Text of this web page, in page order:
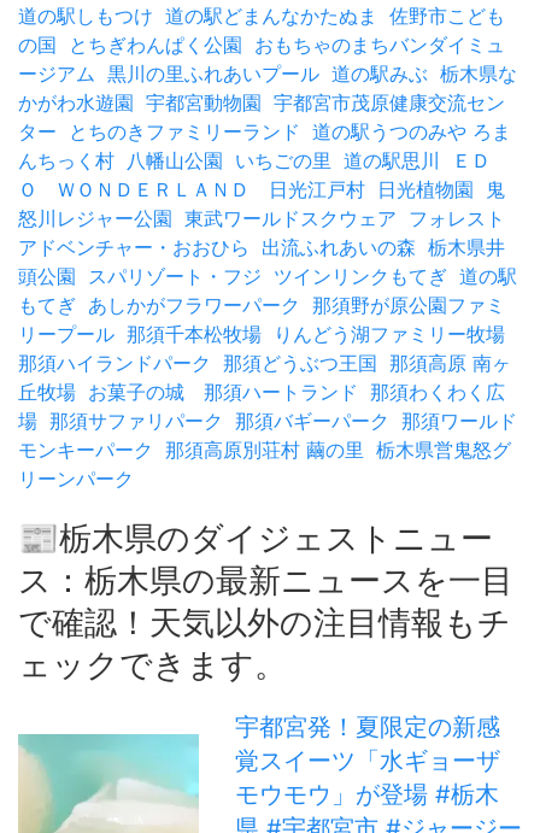
道の駅しもつけ 道の駅どまんなかたぬま
佐野市こども
の国
とちぎわんぱく公園 おもちゃのまちバンダイミュ
ージアム 黒川の里ふれあいプール 道の駅みぶ 栃木県な
かがわ水遊園 宇都宮動物園 宇都宮市茂原健康交流セン
ター
とちのきファミリーランド 道の駅うつのみや ろま
んちっく村 八幡山公園 いちごの里 道の駅思川
ＥＤ
Ｏ ＷＯＮＤＥＲＬＡＮＤ 日光江戸村 日光植物園
鬼
怒川レジャー公園 東武ワールドスクウェア フォレスト
アドベンチャー・おおひら
出流ふれあいの森 栃木県井
頭公園 スパリゾート・フジ ツインリンクもてぎ 道の駅
もてぎ あしかがフラワーパーク
那須野が原公園ファミ
リープール 那須千本松牧場
りんどう湖ファミリー牧場
那須ハイランドパーク
那須どうぶつ王国 那須高原 南ヶ
丘牧場 お菓子の城 那須ハートランド 那須わくわく広
場 那須サファリパーク 那須バギーパーク
那須ワールド
モンキーパーク
那須高原別荘村 繭の里 栃木県営鬼怒グ
リーンパーク
📰栃木県のダイジェストニュー
ス：栃木県の最新ニュースを一目
で確認！天気以外の注目情報もチ
ェックできます。
宇都宮発！夏限定の新感
覚スイーツ「水ギョーザ
モウモウ」が登場 #栃木